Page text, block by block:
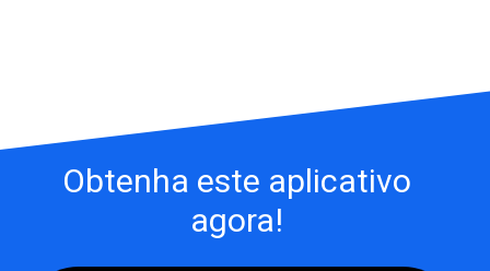
Obtenha este aplicativo
agora!